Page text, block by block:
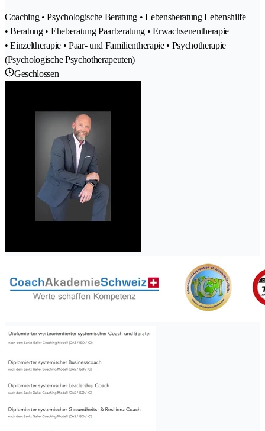
Coaching • Psychologische Beratung • Lebensberatung Lebenshilfe
• Beratung • Eheberatung Paarberatung • Erwachsenentherapie
• Einzeltherapie • Paar- und Familientherapie • Psychotherapie
(Psychologische Psychotherapeuten)
Geschlossen